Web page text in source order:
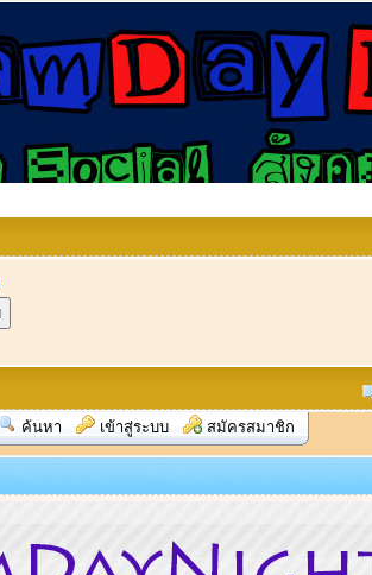
ค้นหา เข้าสู่ระบบ สมัครสมาชิก